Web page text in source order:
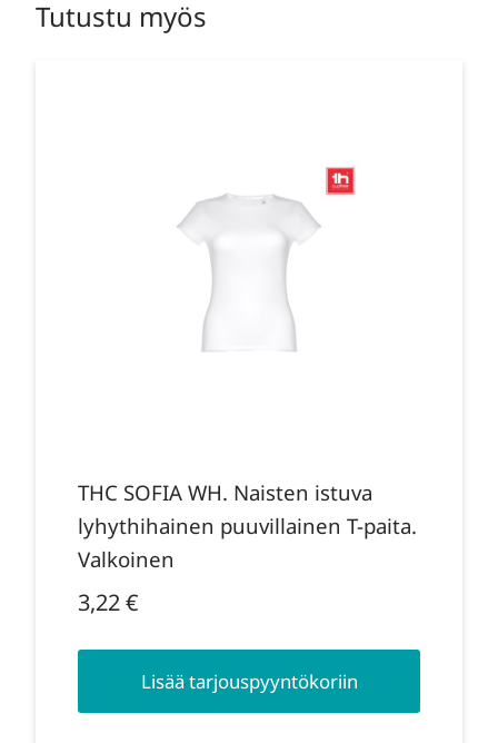
Tutustu myös
THC SOFIA WH. Naisten istuva
lyhythihainen puuvillainen T-paita.
Valkoinen
3,22€
Lisää tarjouspyyntökoriin